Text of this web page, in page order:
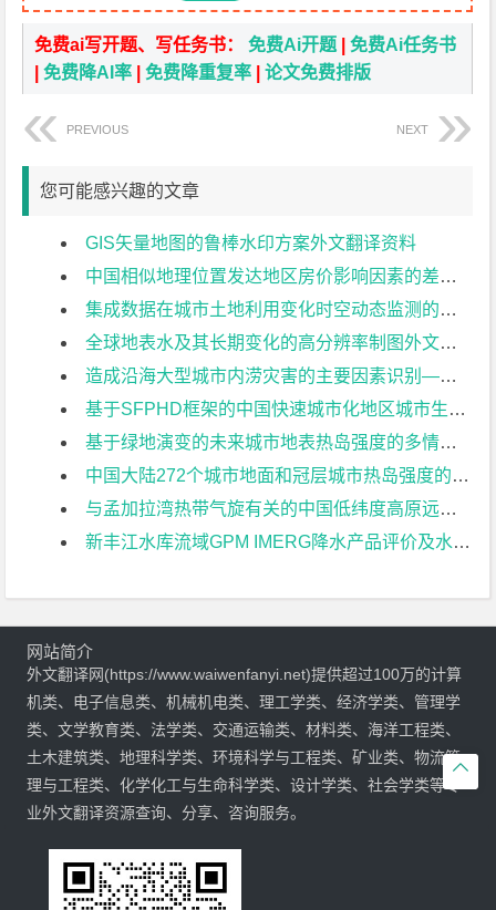
免费ai写开题、写任务书：免费Ai开题 |免费Ai任务书
|免费降AI率 |免费降重复率 |论文免费排版
PREVIOUS NEXT
您可能感兴趣的文章
GIS矢量地图的鲁棒水印方案外文翻译资料
中国相似地理位置发达地区房价影响因素的差异——以西安高新区和沣渭新区为例外文翻译资料
集成数据在城市土地利用变化时空动态监测的应用——以印度金奈都市为例外文翻译资料
全球地表水及其长期变化的高分辨率制图外文翻译资料
造成沿海大型城市内涝灾害的主要因素识别——以中国广州为例外文翻译资料
基于SFPHD框架的中国快速城市化地区城市生态系统健康综合评价方法外文翻译资料
基于绿地演变的未来城市地表热岛强度的多情景模拟预测外文翻译资料
中国大陆272个城市地面和冠层城市热岛强度的长期趋势外文翻译资料
与孟加拉湾热带气旋有关的中国低纬度高原远距离降雨事件外文翻译资料
新丰江水库流域GPM IMERG降水产品评价及水文效用研究外文翻译资料

网站简介
外文翻译网(https://www.waiwenfanyi.net)提供超过100万的计算
机类、电子信息类、机械机电类、理工学类、经济学类、管理学
类、文学教育类、法学类、交通运输类、材料类、海洋工程类、
土木建筑类、地理科学类、环境科学与工程类、矿业类、物流管
理与工程类、化学化工与生命科学类、设计学类、社会学类等专
业外文翻译资源查询、分享、咨询服务。